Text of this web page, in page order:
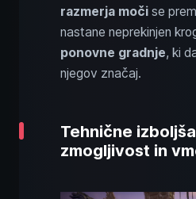
razmerja moči se
nastane neprekinjen
ponovne gradnje, ki
njegov značaj.
Tehnične
zmogljivost in